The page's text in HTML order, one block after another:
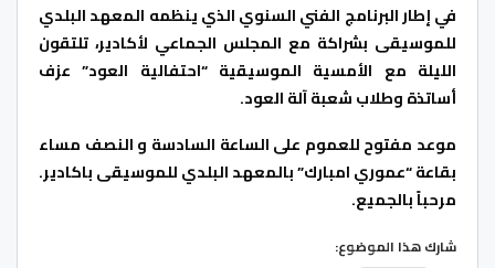
في إطار البرنامج الفني السنوي الذي ينظمه المعهد البلدي
للموسيقى بشراكة مع المجلس الجماعي لأكادير، تلتقون
الليلة مع الأمسية الموسيقية “احتفالية العود” عزف
أساتذة وطلاب شعبة آلة العود.
موعد مفتوح للعموم على الساعة السادسة و النصف مساء
بقاعة “عموري امبارك” بالمعهد البلدي للموسيقى باكادير.
مرحباً بالجميع.
شارك هذا الموضوع: